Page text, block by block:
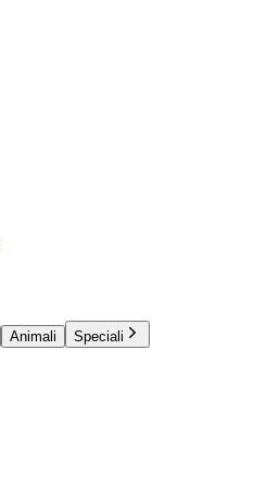
Animali
Speciali